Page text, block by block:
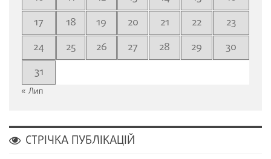
17
18 19 20 21 22
23
24
25 26 27 28 29
30
31
« Лип
СТРІЧКА ПУБЛІКАЦІЙ